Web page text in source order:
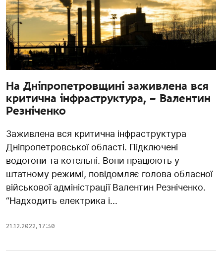
На Дніпропетровщині заживлена вся
критична інфраструктура, – Валентин
Резніченко
Заживлена вся критична інфраструктура
Дніпропетровської області. Підключені
водогони та котельні. Вони працюють у
штатному режимі, повідомляє голова обласної
військової адміністрації Валентин Резніченко.
“Надходить електрика і...
21.12.2022, 17:30